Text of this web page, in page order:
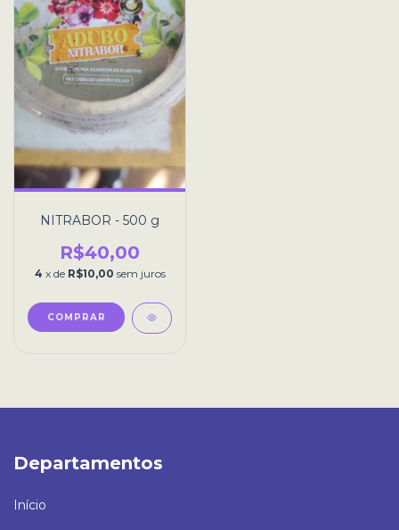
NITRABOR - 500 g
R$40,00
4 x de R$10,00 sem juros
Departamentos
Início